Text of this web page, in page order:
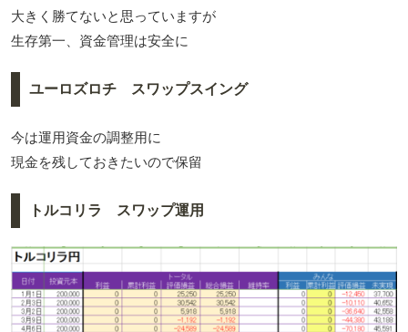
大きく勝てないと思っていますが
生存第一、資金管理は安全に
ユーロズロチ スワップスイング
今は運用資金の調整用に
現金を残しておきたいので保留
トルコリラ スワップ運用